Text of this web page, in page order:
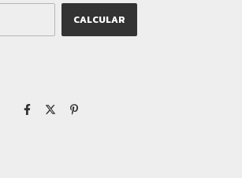
CALCULAR